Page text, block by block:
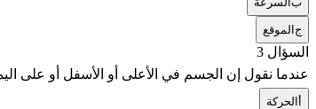
ج الموقع
السؤال 3
عندما نقول إن الجسم في الأعلى أو الأسفل أو على
أ الحركة